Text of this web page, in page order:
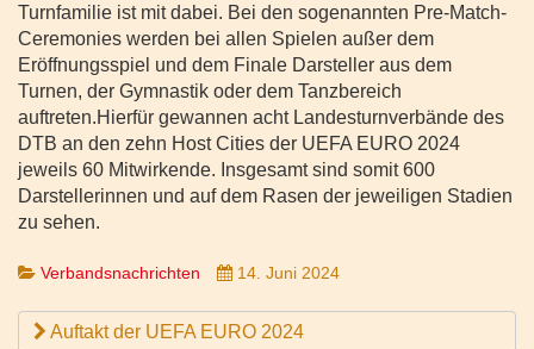
Turnfamilie ist mit dabei. Bei den sogenannten Pre-Match-
Ceremonies werden bei allen Spielen außer dem
Eröffnungsspiel und dem Finale Darsteller aus dem
Turnen, der Gymnastik oder dem Tanzbereich
auftreten.Hierfür gewannen acht Landesturnverbände des
DTB an den zehn Host Cities der UEFA EURO 2024
jeweils 60 Mitwirkende. Insgesamt sind somit 600
Darstellerinnen und auf dem Rasen der jeweiligen Stadien
zu sehen.
Verbandsnachrichten 14. Juni 2024
Auftakt der UEFA EURO 2024